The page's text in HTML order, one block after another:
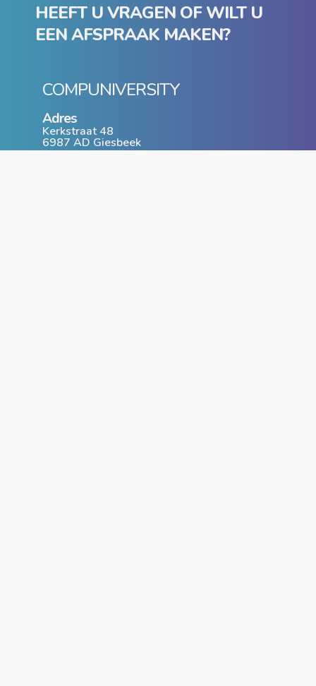
HEEFT U VRAGEN OF WILT U
EEN AFSPRAAK MAKEN?
COMPUNIVERSITY
Adres
Kerkstraat 48
6987 AD Giesbeek